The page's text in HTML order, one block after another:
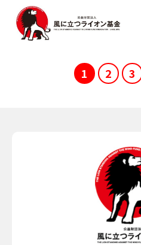
1 2 3